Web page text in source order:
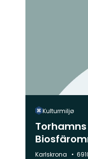
Kulturmiljø
Kommune:
Karlskrona